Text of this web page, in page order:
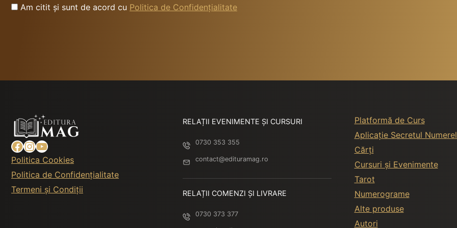
Am citit și sunt de acord cu Politica de Confidențialitate
Facebook
Instagram
YouTube
Politica Cookies
Politica de Confidențialitate
Termeni și Condiții
RELAȚII EVENIMENTE ȘI CURSURI
0730 353 355
contact@edituramag.ro
RELAȚII COMENZI ȘI LIVRARE
0730 373 377
Platformă de Curs
Aplicație Secretul
Cărți
Cursuri și Evenimente
Tarot
Numerograme
Alte produse
Autori